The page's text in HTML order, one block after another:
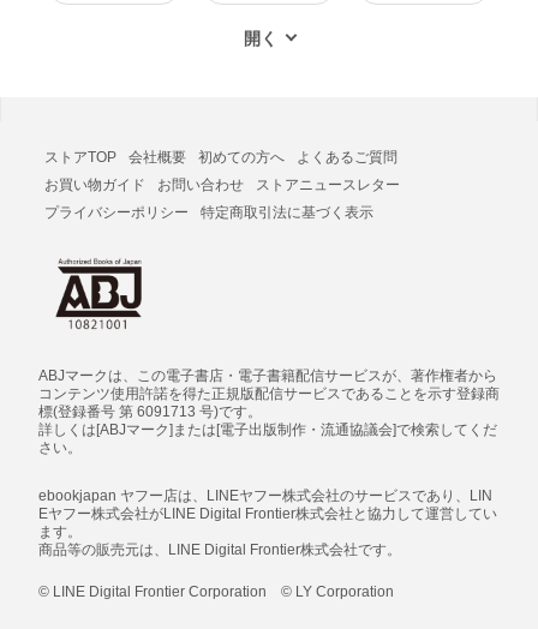
ストアTOP 会社概要 初めての方へ
よくあるご質問
お買い物ガイド
お問い合わせ
ストアニュースレター
プライバシーポリシー
特定商取引法に基づく表示
ABJマークは、この電子書店・電子書籍配信サービスが、著作権者から
コンテンツ使用許諾を得た正規版配信サービスであることを示す登録商
標(登録番号 第 6091713 号)です。
詳しくは[ABJマーク]または[電子出版制作・流通協議会]で検索してくだ
さい。
ebookjapan ヤフー店は、LINEヤフー株式会社のサービスであり、LIN
Eヤフー株式会社がLINE Digital Frontier株式会社と協力して運営してい
ます。
商品等の販売元は、LINE Digital Frontier株式会社です。
© LINE Digital Frontier Corporation © LY Corporation